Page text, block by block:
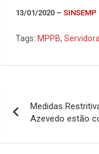
13/01/2020 –
Tags: MPPB,
de
Post
Medidas
Azevedo estão